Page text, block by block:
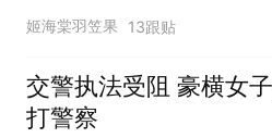
后车弄急眼了呢
姬海棠羽笠果 13跟贴
交警执法受阻 豪横女子被拘留：我不该
打警察